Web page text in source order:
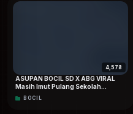
4,578
ASUPAN BOCIL SD X ABG VIRAL
Masih Imut Pulang Sekolah
Langsung Mesum Sama Teman
Kelasnya
BOCIL